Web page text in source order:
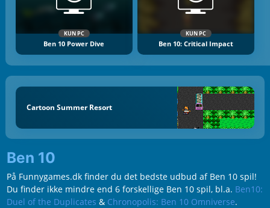
KUN PC
Ben 10 Power Dive
KUN PC
Ben 10: Critical Impact
Cartoon Summer Resort
Ben 10
På Funnygames.dk finder du det bedste udbud af Ben 10 spil!
Du finder ikke mindre end 6 forskellige Ben 10 spil, bl.a. Ben10:
Duel of the Duplicates & Chronopolis: Ben 10 Omniverse.